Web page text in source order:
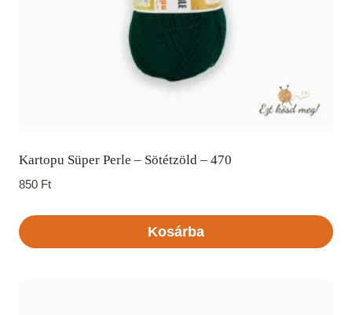
Kartopu Süper Perle – Sötétzöld – 470
850 Ft
Kosárba